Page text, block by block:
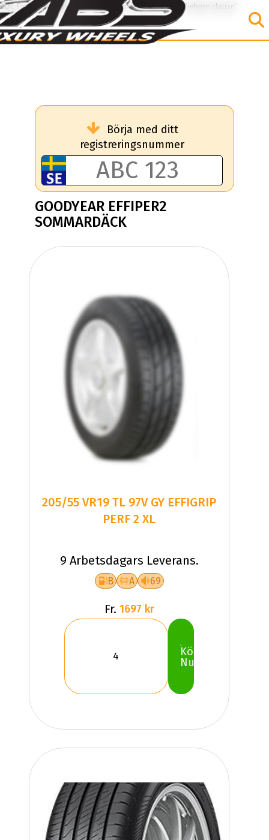
SQL Error: Invalid query: Unknown column 'EFF' in 'where clause'
Börja med ditt
registreringsnummer
GOODYEAR EFFIPER2
SOMMARDÄCK
205/55 VR19 TL 97V GY EFFIGRIP
PERF 2 XL
9 Arbetsdagars Leverans.
B A 69
Fr. 1697 kr
Köp
Nu